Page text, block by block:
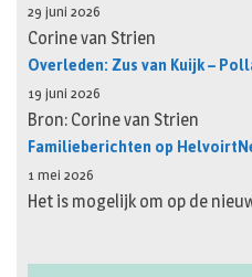
29 juni 2026
Corine van Strien
Overleden: Zus van Kuijk –
19 juni 2026
Bron: Corine van Strien
Familieberichten op
1 mei 2026
Het is mogelijk om op de